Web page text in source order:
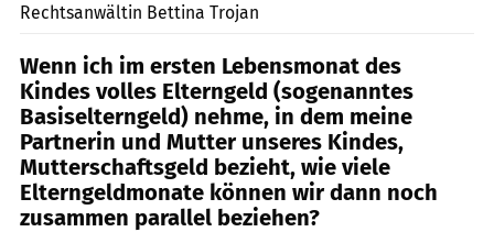
Rechtsanwältin Bettina Trojan
Wenn ich im ersten Lebensmonat des
Kindes volles Elterngeld (sogenanntes
Basiselterngeld) nehme, in dem meine
Partnerin und Mutter unseres Kindes,
Mutterschaftsgeld bezieht, wie viele
Elterngeldmonate können wir dann noch
zusammen parallel beziehen?